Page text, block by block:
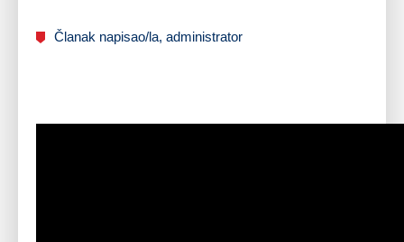
Članak napisao/la, administrator